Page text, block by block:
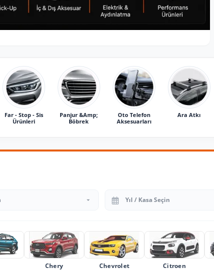
Far - Stop - Sis
Ürünleri
Panjur &Amp;
Böbrek
Oto Telefon
Aksesuarları
Ara Atkı
Yıl Seçin
Chery Chevrolet Citroen